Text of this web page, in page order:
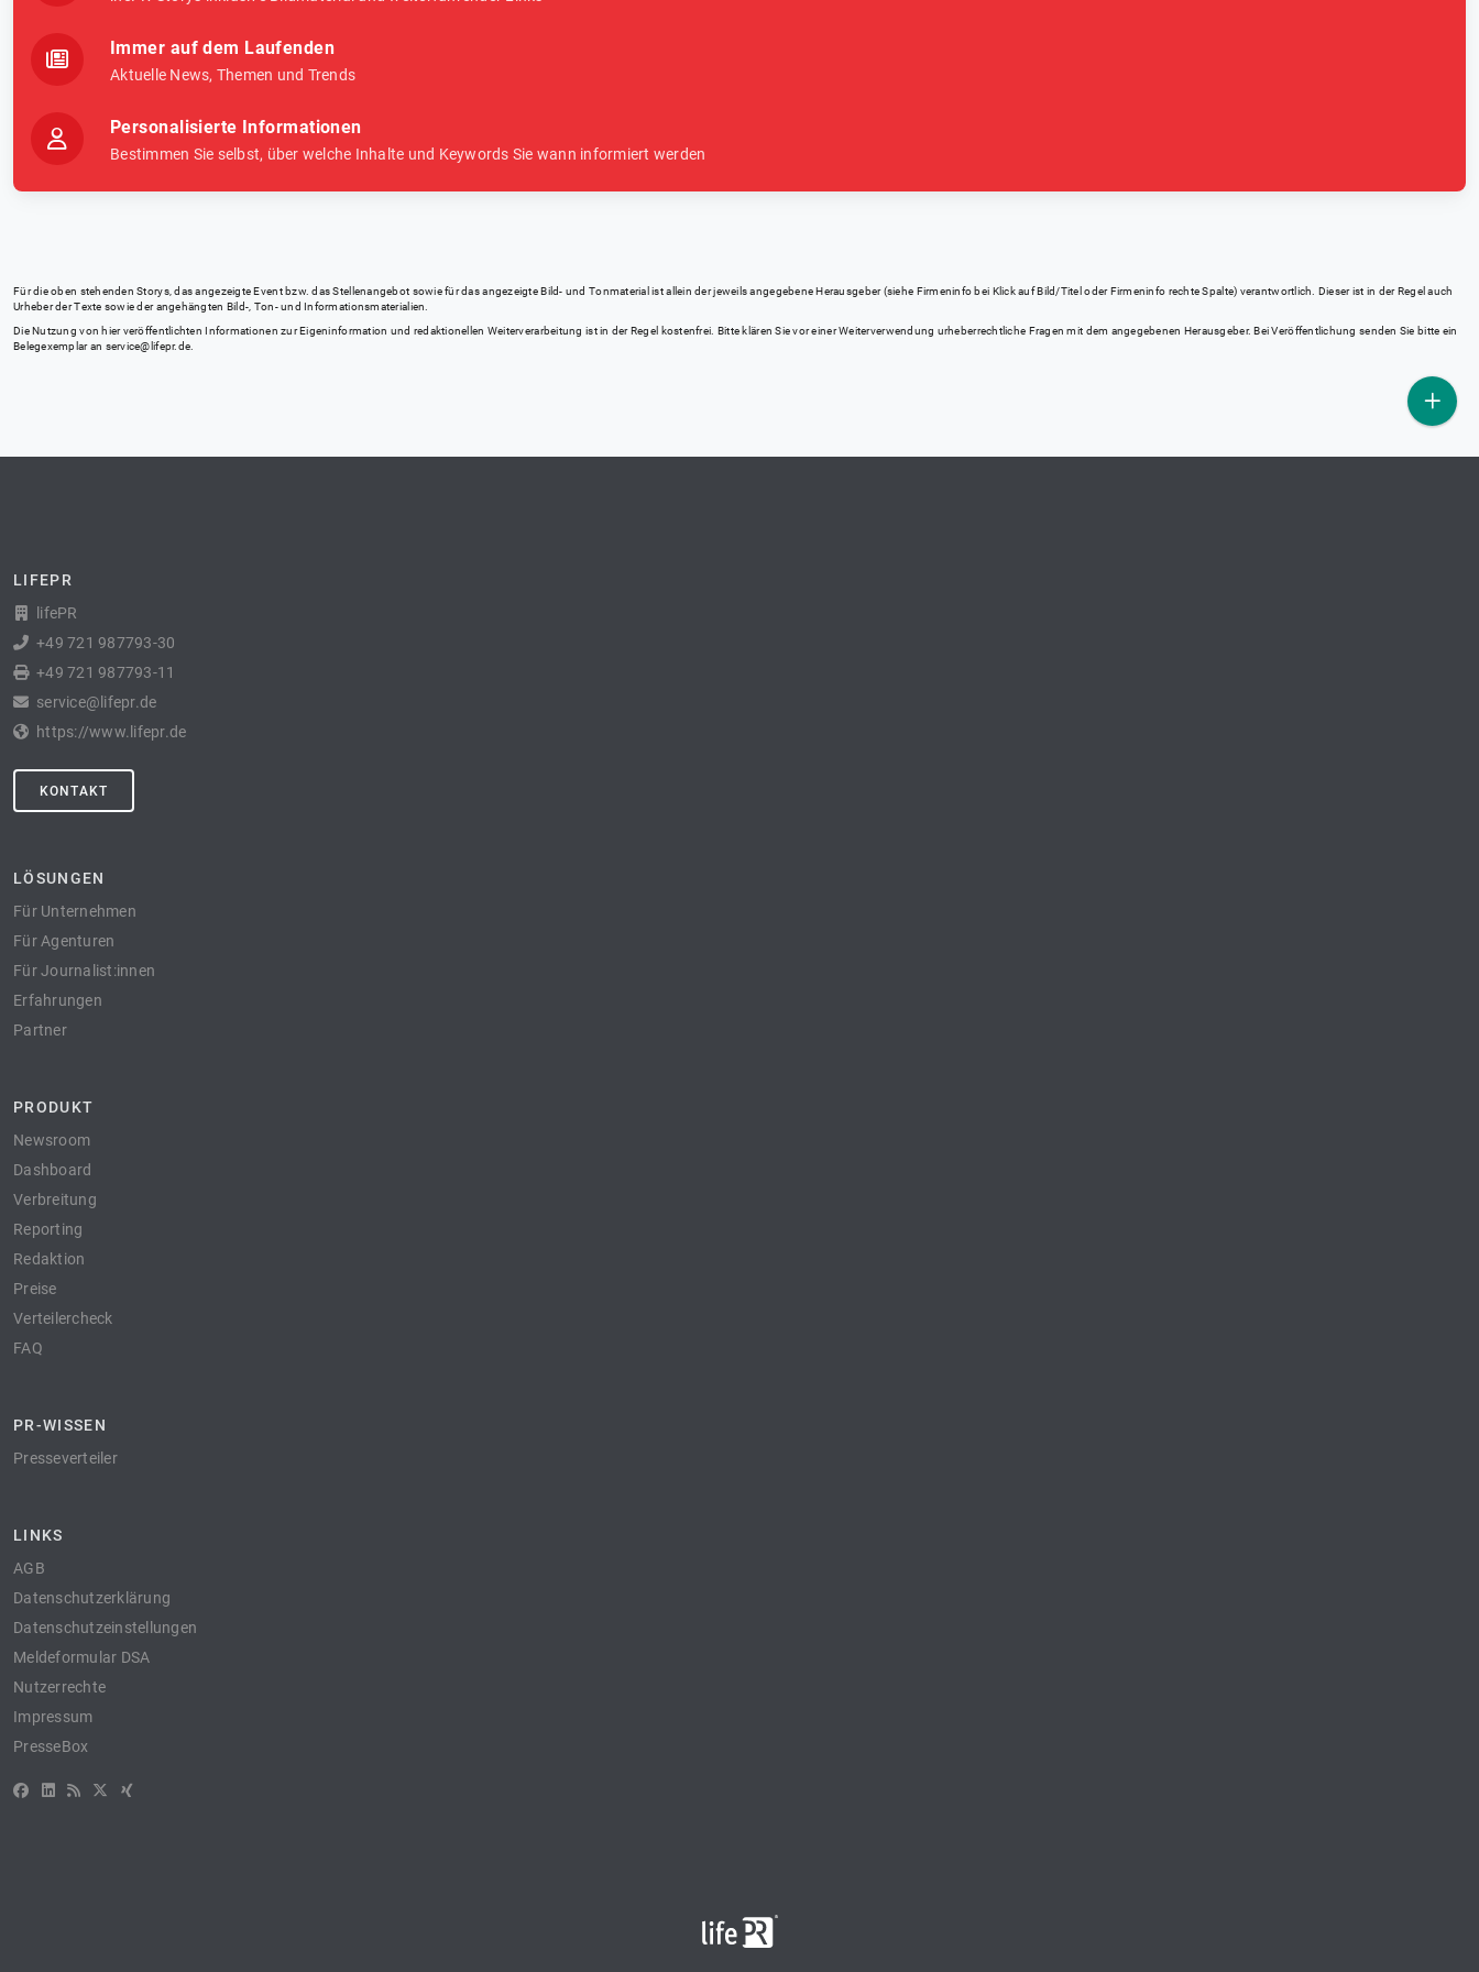
Immer auf dem Laufenden
Aktuelle News, Themen und Trends
Personalisierte Informationen
Bestimmen Sie selbst, über welche Inhalte und Keywords Sie wann informiert werden
Für die oben stehenden Storys, das angezeigte Event bzw. das Stellenangebot sowie für das angezeigte Bild- und Tonmaterial ist allein der jeweils angegebene Herausgeber (siehe Firmeninfo bei Klick auf Bild/Titel oder Firmeninfo rechte Spalte) verantwortlich. Dieser ist in der Regel auch
Urheber der Texte sowie der angehängten Bild-, Ton- und Informationsmaterialien.
Die Nutzung von hier veröffentlichten Informationen zur Eigeninformation und redaktionellen Weiterverarbeitung ist in der Regel kostenfrei. Bitte klären Sie vor einer Weiterverwendung urheberrechtliche Fragen mit dem angegebenen Herausgeber. Bei Veröffentlichung senden Sie bitte ein
Belegexemplar an service@lifepr.de
LIFEPR
lifePR
+49 721 987793-30
+49 721 987793-11
service@lifepr.de
https://www.lifepr.de
KONTAKT
LÖSUNGEN
Für Unternehmen
Für Agenturen
Für Journalist:innen
Erfahrungen
Partner
PRODUKT
Newsroom
Dashboard
Verbreitung
Reporting
Redaktion
Preise
Verteilercheck
FAQ
PR-WISSEN
Presseverteiler
LINKS
AGB
Datenschutzerklärung
Datenschutzeinstellungen
Meldeformular DSA
Nutzerrechte
Impressum
PresseBox